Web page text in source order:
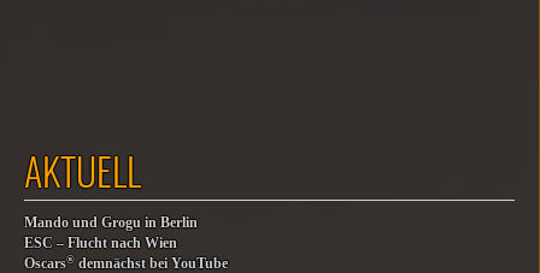
AKTUELL
Mando und Grogu in Berlin
ESC – Flucht nach Wien
Oscars® demnächst bei YouTube